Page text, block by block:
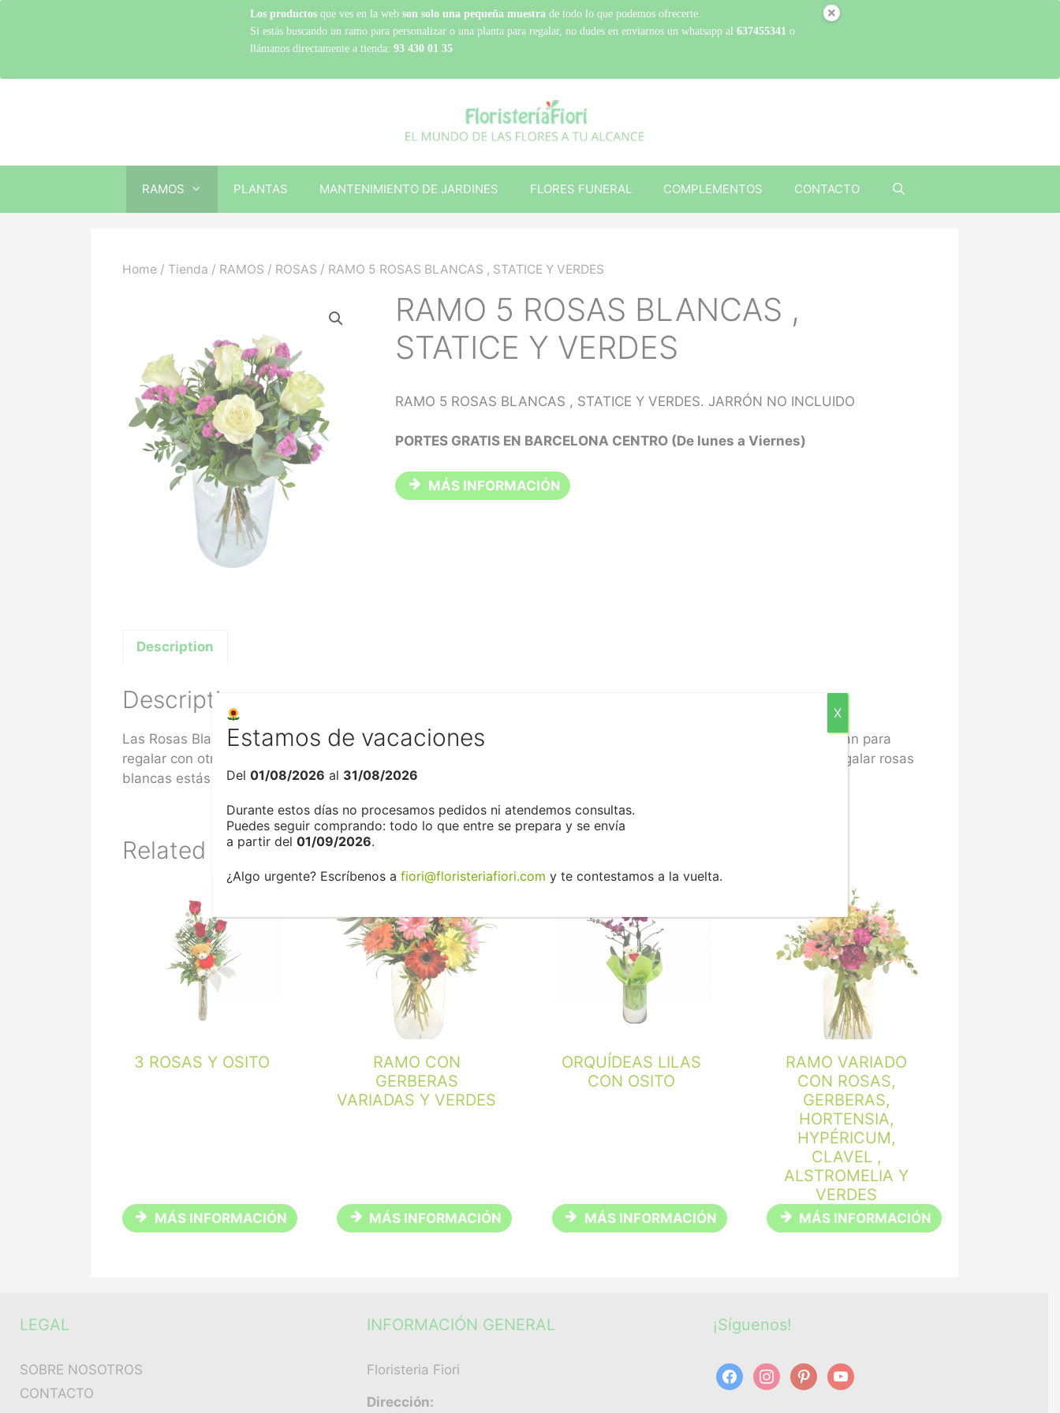
RAMOS PLANTAS MANTENIMIENTO DE JARDINES FLORES FUNERAL COMPLEMENTOS CONTACTO
Home / Tienda / RAMOS / ROSAS / RAMO 5 ROSAS BLANCAS , STATICE Y VERDES
RAMO 5 ROSAS BLANCAS ,
STATICE Y VERDES
RAMO 5 ROSAS BLANCAS , STATICE Y VERDES. JARRÓN NO INCLUIDO
PORTES GRATIS EN BARCELONA CENTRO (De lunes a Viernes)
MÁS INFORMACIÓN
Description
Description
Las Rosas Blancas son inocencia y pureza, sin duda las favoritas para los ramos de novias. Pero también se utilizan para
regalar con otros propósitos como a un ser querido que está enfermo. Sea cual sea el objetivo, recuerda que al regalar rosas
blancas estás regalando AMOR.
Related products
3 ROSAS Y OSITO
MÁS INFORMACIÓN
RAMO CON
GERBERAS
VARIADAS Y VERDES
MÁS INFORMACIÓN
ORQUÍDEAS LILAS
CON OSITO
MÁS INFORMACIÓN
RAMO VARIADO
CON ROSAS,
GERBERAS,
HORTENSIA,
HYPÉRICUM,
CLAVEL ,
ALSTROMELIA Y
VERDES
MÁS INFORMACIÓN
LEGAL
SOBRE NOSOTROS
CONTACTO
INFORMACIÓN GENERAL
Floristeria Fiori
Dirección:
¡Síguenos!
Los productos que ves en la web son solo una pequeña muestra de todo lo que podemos ofrecerte.
Si estás buscando un ramo para personalizar o una planta para regalar, no dudes en enviarnos un whatsapp al 637455341 o
llámanos directamente a tienda: 93 430 01 35
Estamos de vacaciones
Del 01/08/2026 al 31/08/2026
Durante estos días no procesamos pedidos ni atendemos consultas.
Puedes seguir comprando: todo lo que entre se prepara y se envía
a partir del 01/09/2026.
¿Algo urgente? Escríbenos a fiori@floristeriafiori.com y te contestamos a la vuelta.
X